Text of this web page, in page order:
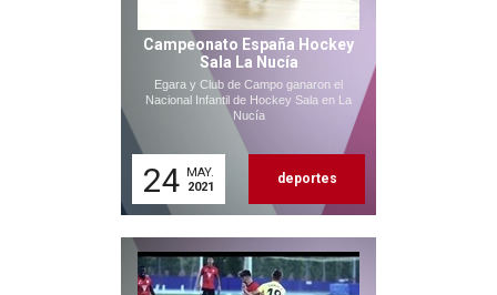
Campeonato España Hockey
Sala La Nucía
Egara y Club de Campo ganaron el
Nacional Infantil de Hockey Sala en La
Nucía
24 MAY.
2021
deportes